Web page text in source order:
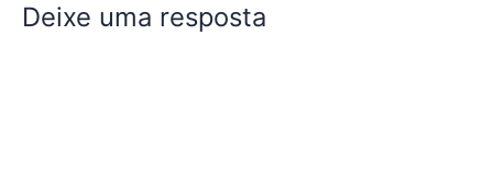
Deixe uma resposta